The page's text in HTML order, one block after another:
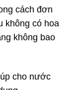
cách đơn
không có hoa
không bao
cho nước